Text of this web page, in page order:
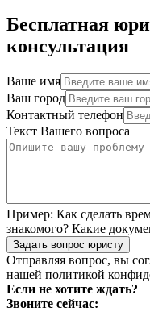
Бесплатная
консультация
Ваше имя
Ваш город
Контактный телефон
Текст Вашего вопроса
Пример: Как сделать
знакомого? Какие
Задать вопрос юристу
Отправляя вопрос, вы
нашей политикой
Если не хотите ждать?
Звоните сейчас: